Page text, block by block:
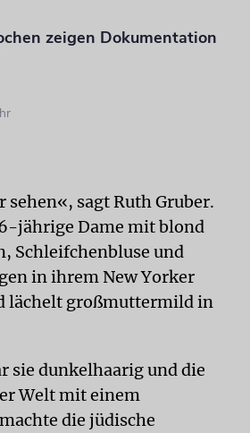
zeigen Dokumentation
sagt Ruth Gruber.
jährige Dame mit blond
Schleifchenbluse und
in ihrem New Yorker
lächelt großmuttermild in
sie dunkelhaarig und die
Welt mit einem
die jüdische